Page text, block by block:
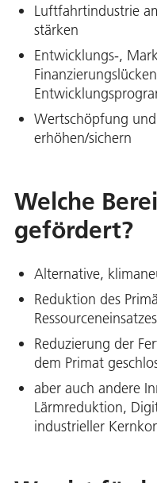
Luftfahrtindustrie
stärken
Entwicklungs-,
Wertschöpfung
erhöhen/sichern
Welche
gefördert?
Alternative,
Reduktion des
Reduzierung der
dem Primat
aber auch andere
Lärmreduktion,
industrieller